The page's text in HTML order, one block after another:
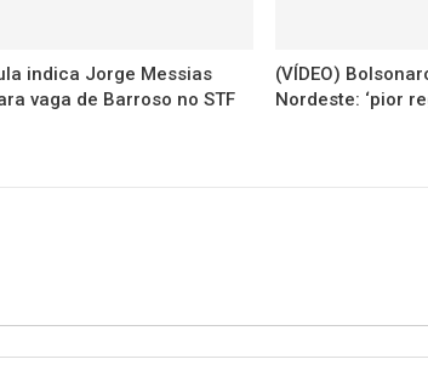
indica Jorge Messias
vaga de Barroso no STF
(VÍDEO)
Nordeste: ‘pior